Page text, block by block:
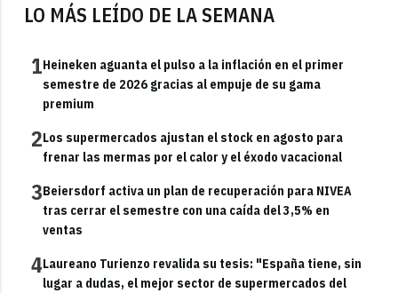
LO MÁS LEÍDO DE LA SEMANA
1Heineken aguanta el pulso a la inflación en el primer
semestre de 2026 gracias al empuje de su gama
premium
2Los supermercados ajustan el stock en agosto para
frenar las mermas por el calor y el éxodo vacacional
3Beiersdorf activa un plan de recuperación para NIVEA
tras cerrar el semestre con una caída del 3,5% en
ventas
4Laureano Turienzo revalida su tesis: "España tiene, sin
lugar a dudas, el mejor sector de supermercados del